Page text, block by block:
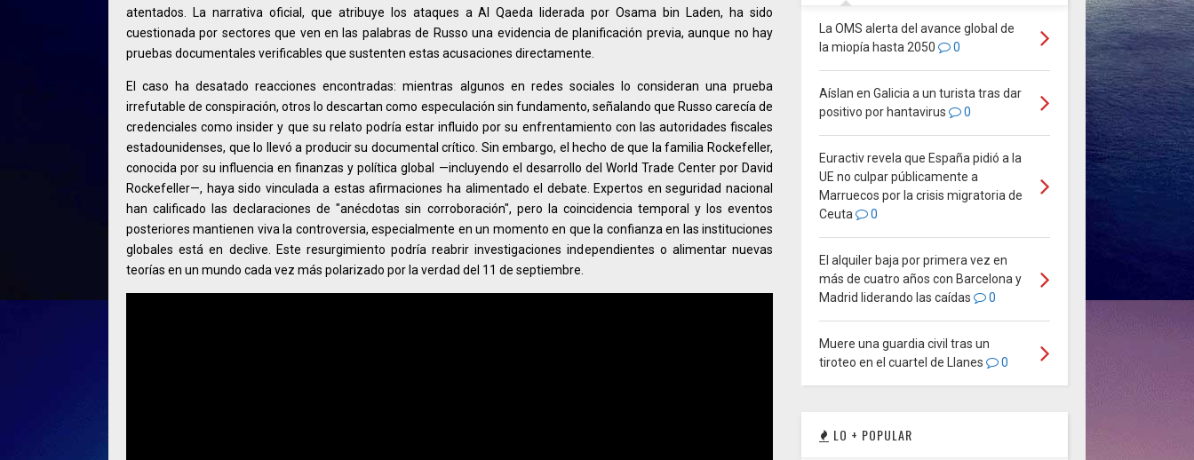
atentados. La narrativa oficial, que atribuye los ataques a Al Qaeda liderada por Osama bin Laden, ha sido
cuestionada por sectores que ven en las palabras de Russo una evidencia de planificación previa, aunque no hay
pruebas documentales verificables que sustenten estas acusaciones directamente.
El caso ha desatado reacciones encontradas: mientras algunos en redes sociales lo consideran una prueba
irrefutable de conspiración, otros lo descartan como especulación sin fundamento, señalando que Russo carecía de
credenciales como insider y que su relato podría estar influido por su enfrentamiento con las autoridades fiscales
estadounidenses, que lo llevó a producir su documental crítico. Sin embargo, el hecho de que la familia Rockefeller,
conocida por su influencia en finanzas y política global —incluyendo el desarrollo del World Trade Center por David
Rockefeller—, haya sido vinculada a estas afirmaciones ha alimentado el debate. Expertos en seguridad nacional
han calificado las declaraciones de "anécdotas sin corroboración", pero la coincidencia temporal y los eventos
posteriores mantienen viva la controversia, especialmente en un momento en que la confianza en las instituciones
globales está en declive. Este resurgimiento podría reabrir investigaciones independientes o alimentar nuevas
teorías en un mundo cada vez más polarizado por la verdad del 11 de septiembre.
La OMS alerta del avance global de
la miopía hasta 2050
0
Aíslan en Galicia a un turista tras dar
positivo por hantavirus
0
Euractiv revela que España pidió a la
UE no culpar públicamente a
Marruecos por la crisis migratoria de
Ceuta
0
El alquiler baja por primera vez en
más de cuatro años con Barcelona y
Madrid liderando las caídas
0
Muere una guardia civil tras un
tiroteo en el cuartel de Llanes
0
LO + POPULAR